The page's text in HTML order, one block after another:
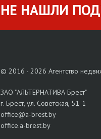
НЕ НАШЛИ
© 2016 - 2026 Агентство
ЗАО "АЛЬТЕРНАТИВА Брест"
г. Брест, ул. Советская, 51-1
office@a-brest.by
office.a-brest.by